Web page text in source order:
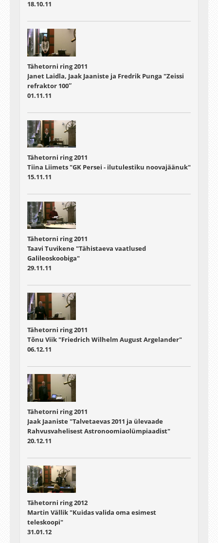
18.10.11
Tähetorni ring 2011
Janet Laidla, Jaak Jaaniste ja Fredrik Punga "Zeissi
refraktor 100″
01.11.11
Tähetorni ring 2011
Tiina Liimets "GK Persei - ilutulestiku noovajäänuk"
15.11.11
Tähetorni ring 2011
Taavi Tuvikene "Tähistaeva vaatlused
Galileoskoobiga"
29.11.11
Tähetorni ring 2011
Tõnu Viik "Friedrich Wilhelm August Argelander"
06.12.11
Tähetorni ring 2011
Jaak Jaaniste "Talvetaevas 2011 ja ülevaade
Rahvusvahelisest Astronoomiaolümpiaadist"
20.12.11
Tähetorni ring 2012
Martin Vällik "Kuidas valida oma esimest
teleskoopi"
31.01.12